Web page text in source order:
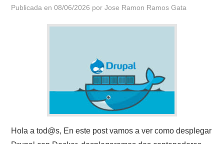
Publicada en08/06/2026 porJose Ramon Ramos Gata
Hola a tod@s, En este post vamos a ver como desplegar